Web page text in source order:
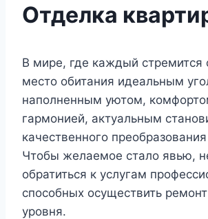
Отделка
В мире, где каждый стремится
место обитания идеальным
наполненным уютом,
гармонией, актуальным
качественного
Чтобы желаемое стало явью,
обратиться к услугам
способных осуществить
уровня.